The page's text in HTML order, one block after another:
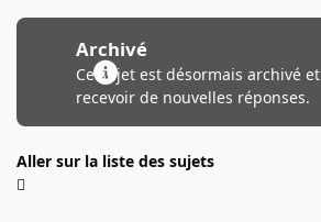
Archivé
Ce sujet est désormais archivé
recevoir de nouvelles réponses.
Aller sur la liste des sujets